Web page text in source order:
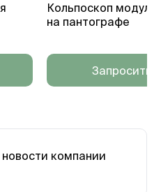
Кольпоскоп
на пантографе
Запросить
компании